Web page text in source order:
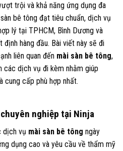
trội và khả năng ứng dụng đa
bê tông đạt tiêu chuẩn, dịch vụ
lý tại TPHCM, Bình Dương và
hàng đầu. Bài viết này sẽ đi
liên quan đến mài sàn bê tông,
các dịch vụ đi kèm nhằm giúp
cung cấp phù hợp nhất.
chuyên nghiệp tại Ninja
dịch vụ mài sàn bê tông ngày
dụng cao và yêu cầu về thẩm mỹ